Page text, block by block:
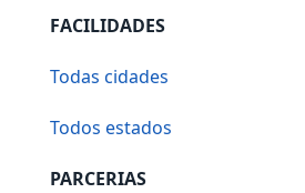
FACILIDADES
Todas cidades
Todos estados
PARCERIAS